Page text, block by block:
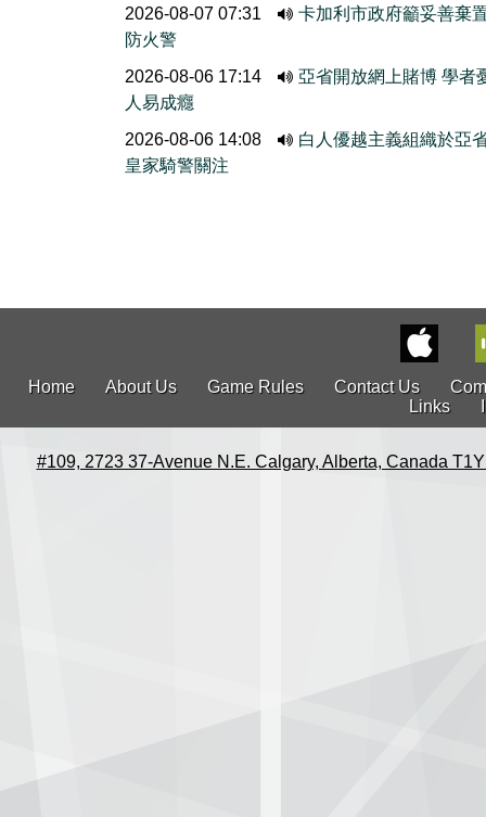
2026-08-07 07:31
卡加利市政府籲妥善棄
防火警
2026-08-06 17:14
亞省開放網上賭博 學者
人易成癮
2026-08-06 14:08
白人優越主義組織於亞
皇家騎警關注
Home About Us Game Rules Contact Us
Links
#109, 2723 37-Avenue N.E. Calgary, Alberta, Canada